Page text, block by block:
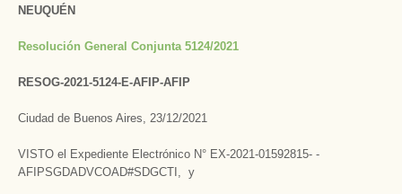
NEUQUÉN
Resolución General Conjunta 5124/2021
RESOG-2021-5124-E-AFIP-AFIP
Ciudad de Buenos Aires, 23/12/2021
VISTO el Expediente Electrónico N° EX-2021-01592815- -
AFIPSGDADVCOAD#SDGCTI, y